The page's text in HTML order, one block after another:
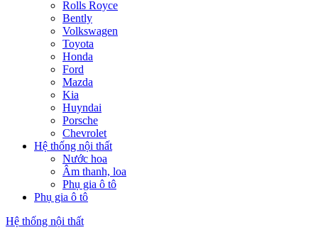
Rolls Royce
Bently
Volkswagen
Toyota
Honda
Ford
Mazda
Kia
Huyndai
Porsche
Chevrolet
Hệ thống nội thất
Nước hoa
Âm thanh, loa
Phụ gia ô tô
Phụ gia ô tô
Hệ thống nội thất